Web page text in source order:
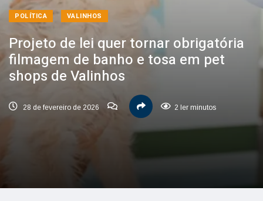
POLÍTICA VALINHOS
Projeto de lei quer tornar obrigatória
filmagem de banho e tosa em pet
shops de Valinhos
28 de fevereiro de 2026 2 ler minutos